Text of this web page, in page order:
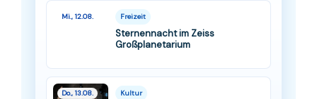
Mi., 12.08. Freizeit
Sternennacht im Zeiss
Großplanetarium
Do., 13.08. Kultur